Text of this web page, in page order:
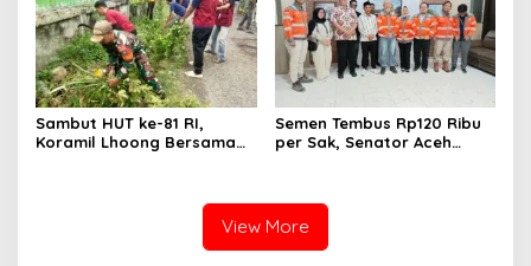
Sambut HUT ke-81 RI,
Koramil Lhoong Bersama
Semen Tembus Rp120 Ribu
per Sak, Senator Aceh
View More